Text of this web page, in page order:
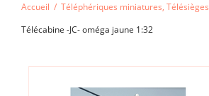
Accueil / Téléphériques miniatures, Télésièges
Télécabine -JC- oméga jaune 1:32